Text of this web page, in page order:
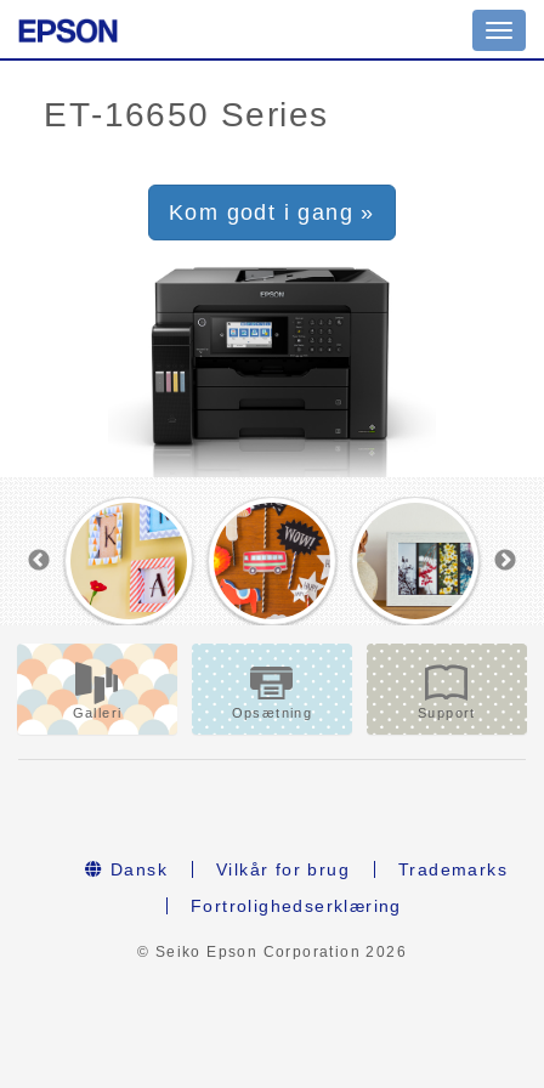
Kom godt i gang »
Galleri Opsætning Support
Dansk Vilkår for brug
Trademarks
Fortrolighedserklæring
© Seiko Epson Corporation2026